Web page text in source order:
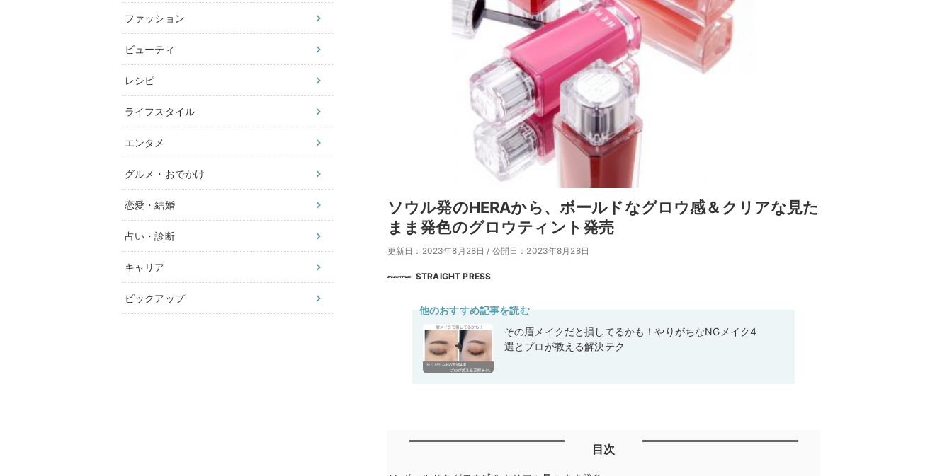
ファッション
ビューティ
レシピ
ライフスタイル
エンタメ
グルメ・おでかけ
恋愛・結婚
占い・診断
キャリア
ピックアップ
ソウル発のHERAから、ボールドなグロウ感＆クリアな見た
まま発色のグロウティント発売
更新日：2023年8月28日 / 公開日：2023年8月28日
STRAIGHT PRESS
他のおすすめ記事を読む
その眉メイクだと損してるかも！やりがちなNGメイク4
選とプロが教える解決テク
目次